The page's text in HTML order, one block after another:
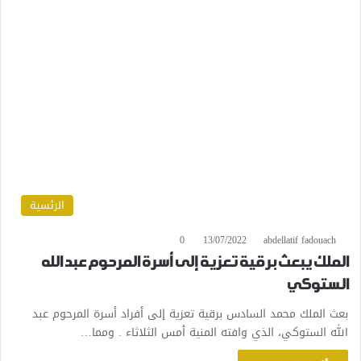
الرئسية
abdellatif fadouach
13/07/2022
0
الملك يبعث برقية تعزية إلى أسرة المرحوم عبد الله
الستوكي
بعث الملك محمد السادس برقية تعزية إلى أفراد أسرة المرحوم عبد
الله الستوكي، الذي وافته المنية أمس الثلاثاء . ومما…